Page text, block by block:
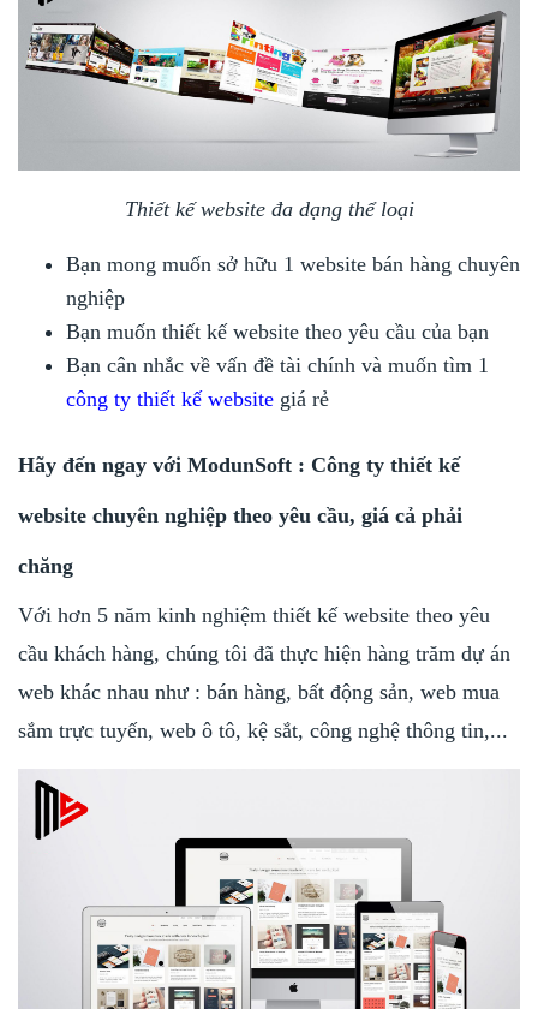
Thiết kế website đa dạng thể loại
Bạn mong muốn sở hữu 1 website bán hàng chuyên
nghiệp
Bạn muốn thiết kế website theo yêu cầu của bạn
Bạn cân nhắc về vấn đề tài chính và muốn tìm 1
công ty thiết kế website giá rẻ
Hãy đến ngay với ModunSoft : Công ty thiết kế
website chuyên nghiệp theo yêu cầu, giá cả phải
chăng
Với hơn 5 năm kinh nghiệm thiết kế website theo yêu
cầu khách hàng, chúng tôi đã thực hiện hàng trăm dự án
web khác nhau như : bán hàng, bất động sản, web mua
sắm trực tuyến, web ô tô, kệ sắt, công nghệ thông tin,...